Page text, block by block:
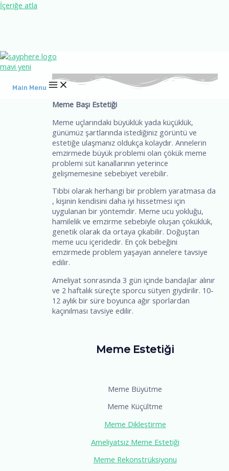
İçeriğe atla
Main Menu
Meme Başı Estetiği
Meme uçlarındaki büyüklük yada küçüklük,
günümüz şartlarında istediğiniz görüntü ve
estetiğe ulaşmanız oldukça kolaydır. Annelerin
emzirmede büyük problemi olan çökük meme
problemi süt kanallarının yeterince
gelişmemesine sebebiyet verebilir.
Tıbbi olarak herhangi bir problem yaratmasa da
, kişinin kendisini daha iyi hissetmesi için
uygulanan bir yöntemdir. Meme ucu yokluğu,
hamilelik ve emzirme sebebiyle oluşan çöküklük,
genetik olarak da ortaya çıkabilir. Doğuştan
meme ucu içeridedir. En çok bebeğini
emzirmede problem yaşayan annelere tavsiye
edilir.
Ameliyat sonrasında 3 gün içinde bandajlar alınır
ve 2 haftalık süreçte sporcu sütyen giydirilir. 10-
12 aylık bir süre boyunca ağır sporlardan
kaçınılması tavsiye edilir.
Meme Estetiği
Meme Büyütme
Meme Küçültme
Meme Dikleştirme
Ameliyatsız Meme Estetiği
Meme Rekonstrüksiyonu